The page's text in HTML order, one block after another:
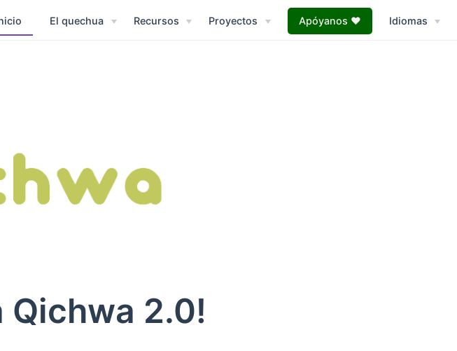
El quechua Recursos Proyectos Apóyanos ♥ Idiomas
Qichwa 2.0!